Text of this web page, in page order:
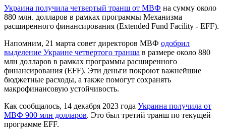
Украина получила четвертый транш от МВФ на сумму около
880 млн. долларов в рамках программы Механизма
расширенного финансирования (Extended Fund Facility - EFF).
Напомним, 21 марта совет директоров МВФ одобрил
выделение Украине четвертого транша в размере около 880
млн долларов в рамках программы расширенного
финансирования (EFF). Эти деньги покроют важнейшие
бюджетные расходы, а также помогут сохранять
макрофинансовую устойчивость.
Как сообщалось, 14 декабря 2023 года Украина получила от
МВФ 900 млн долларов. Это был третий транш по текущей
программе EFF.